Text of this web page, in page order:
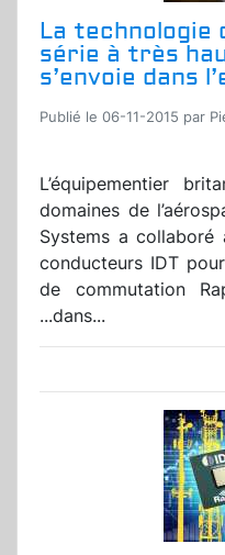
La technologie
série à très
s’envoie dans
Publié le 06-11-2015 par
L’équipementier
domaines de
Systems a
conducteurs IDT
de commutation
...dans...